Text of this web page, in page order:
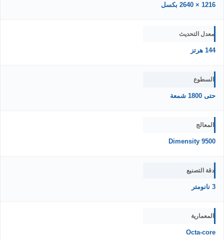
1216 × 2640 بكسل
معدل التحديث
144 هرتز
السطوع
حتى 1800 شمعة
المعالج
Dimensity 9500
دقة التصنيع
3 نانومتر
المعمارية
Octa-core